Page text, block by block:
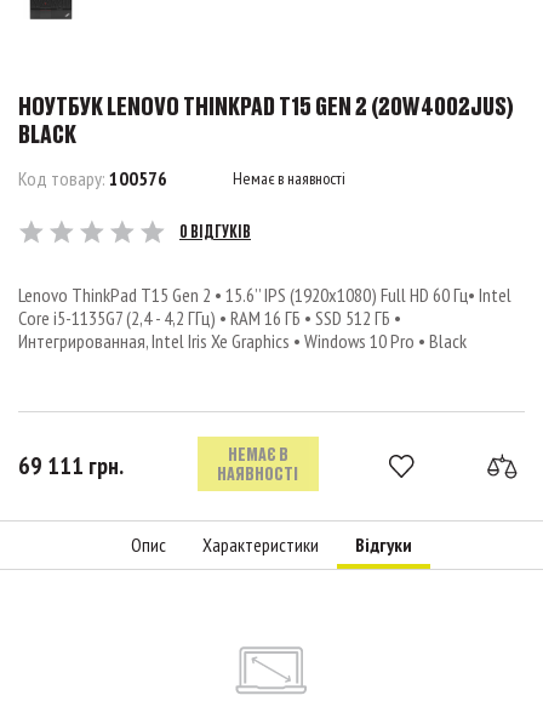
НОУТБУК LENOVO THINKPAD T15 GEN 2 (20W4002JUS)
BLACK
Код товару: 100576 Немає в наявності
0 ВІДГУКІВ
Lenovo ThinkPad T15 Gen 2 • 15.6’’ IPS (1920x1080) Full HD 60 Гц• Intel
Core i5-1135G7 (2,4 - 4,2 ГГц) • RAM 16 ГБ • SSD 512 ГБ •
Интегрированная, Intel Iris Xe Graphics • Windows 10 Pro • Black
69 111 грн.
НЕМАЄ В
НАЯВНОСТІ
Опис Характеристики Відгуки